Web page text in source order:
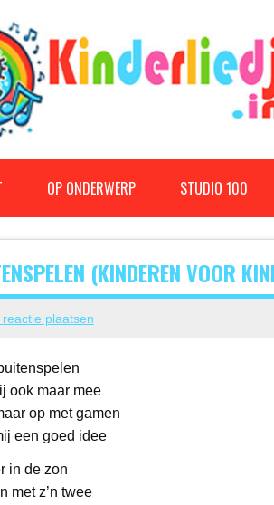
OP ONDERWERP STUDIO 100
(KINDEREN VOOR
reactie plaatsen
ook maar mee
op met gamen
een goed idee
in de zon
met z’n twee